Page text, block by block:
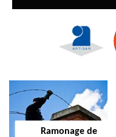
Ramonage de